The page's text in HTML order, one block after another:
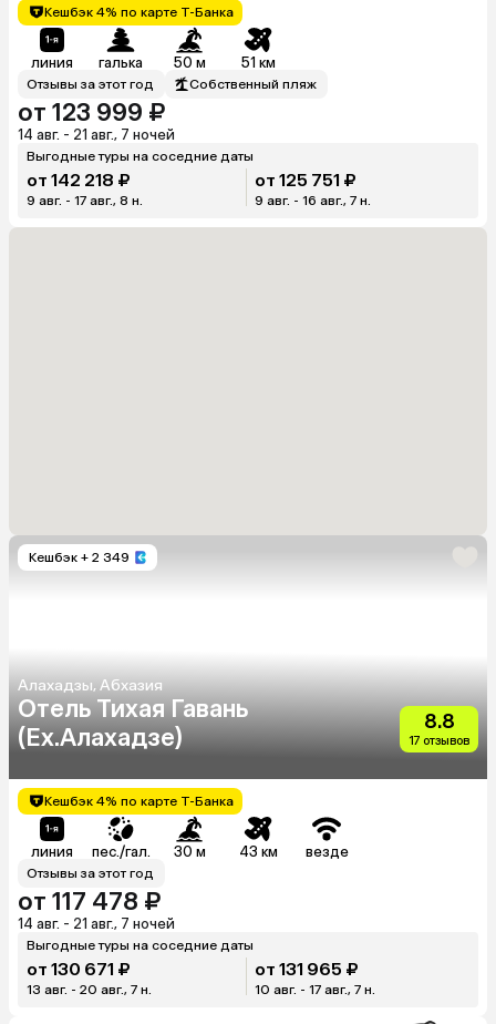
Кешбэк 4% по карте Т-Банка
линия галька 50 м 51 км
Отзывы за этот год Собственный пляж
от 123 999 ₽
14 авг. - 21 авг., 7 ночей
Выгодные туры на соседние даты
от 142 218 ₽
9 авг. - 17 авг., 8 н.
от 125 751 ₽
9 авг. - 16 авг., 7 н.
Кешбэк + 2 349
Алахадзы, Абхазия
Отель Тихая Гавань
(Ex.Алахадзе)
8.8
17 отзывов
Кешбэк 4% по карте Т-Банка
линия пес./гал. 30 м 43 км везде
Отзывы за этот год
от 117 478 ₽
14 авг. - 21 авг., 7 ночей
Выгодные туры на соседние даты
от 130 671 ₽
13 авг. - 20 авг., 7 н.
от 131 965 ₽
10 авг. - 17 авг., 7 н.